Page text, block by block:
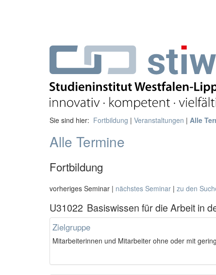
Sie sind hier: Fortbildung | Veranstaltungen | Alle
Alle Termine
Fortbildung
vorheriges Seminar | nächstes Seminar | zu den
U31022 Basiswissen für die Arbeit in
Zielgruppe
Mitarbeiterinnen und Mitarbeiter ohne oder mit